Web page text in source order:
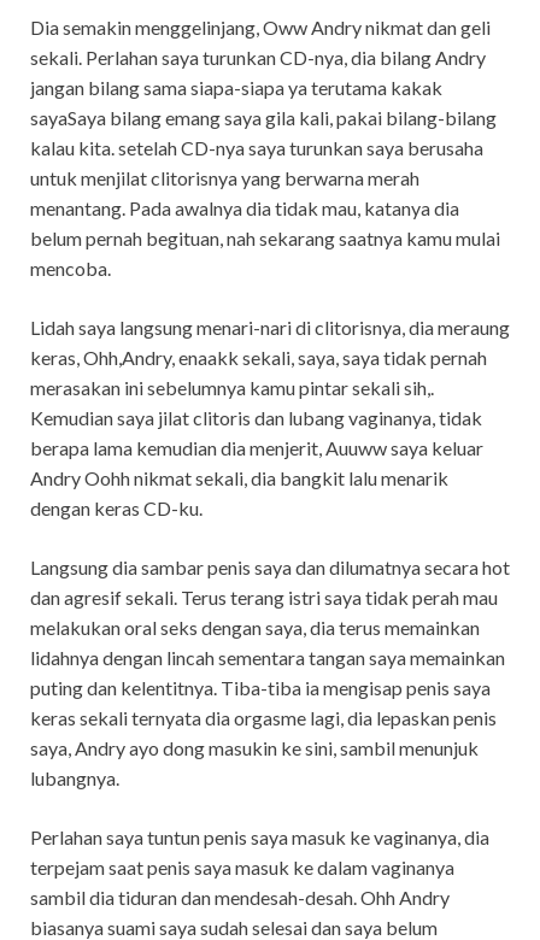
Dia semakin menggelinjang, Oww Andry nikmat dan geli
sekali. Perlahan saya turunkan CD-nya, dia bilang Andry
jangan bilang sama siapa-siapa ya terutama kakak
sayaSaya bilang emang saya gila kali, pakai bilang-bilang
kalau kita. setelah CD-nya saya turunkan saya berusaha
untuk menjilat clitorisnya yang berwarna merah
menantang. Pada awalnya dia tidak mau, katanya dia
belum pernah begituan, nah sekarang saatnya kamu mulai
mencoba.
Lidah saya langsung menari-nari di clitorisnya, dia meraung
keras, Ohh,Andry, enaakk sekali, saya, saya tidak pernah
merasakan ini sebelumnya kamu pintar sekali sih,.
Kemudian saya jilat clitoris dan lubang vaginanya, tidak
berapa lama kemudian dia menjerit, Auuww saya keluar
Andry Oohh nikmat sekali, dia bangkit lalu menarik
dengan keras CD-ku.
Langsung dia sambar penis saya dan dilumatnya secara hot
dan agresif sekali. Terus terang istri saya tidak perah mau
melakukan oral seks dengan saya, dia terus memainkan
lidahnya dengan lincah sementara tangan saya memainkan
puting dan kelentitnya. Tiba-tiba ia mengisap penis saya
keras sekali ternyata dia orgasme lagi, dia lepaskan penis
saya, Andry ayo dong masukin ke sini, sambil menunjuk
lubangnya.
Perlahan saya tuntun penis saya masuk ke vaginanya, dia
terpejam saat penis saya masuk ke dalam vaginanya
sambil dia tiduran dan mendesah-desah. Ohh Andry
biasanya suami saya sudah selesai dan saya belum